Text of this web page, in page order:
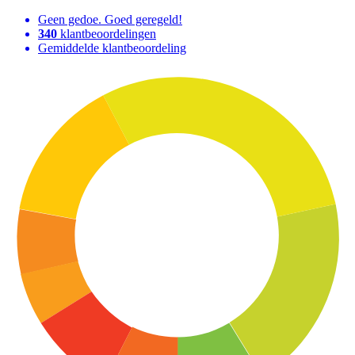
Geen gedoe. Goed geregeld!
340 klantbeoordelingen
Gemiddelde klantbeoordeling